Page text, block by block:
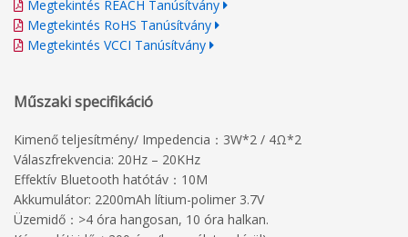
Megtekintés REACH Tanúsítvány
Megtekintés RoHS Tanúsítvány
Megtekintés VCCI Tanúsítvány
Műszaki specifikáció
Kimenő teljesítmény/ Impedencia：3W*2 / 4Ω*2
Válaszfrekvencia: 20Hz – 20KHz
Effektív Bluetooth hatótáv：10M
Akkumulátor: 2200mAh lítium-polimer 3.7V
Üzemidő：>4 óra hangosan, 10 óra halkan.